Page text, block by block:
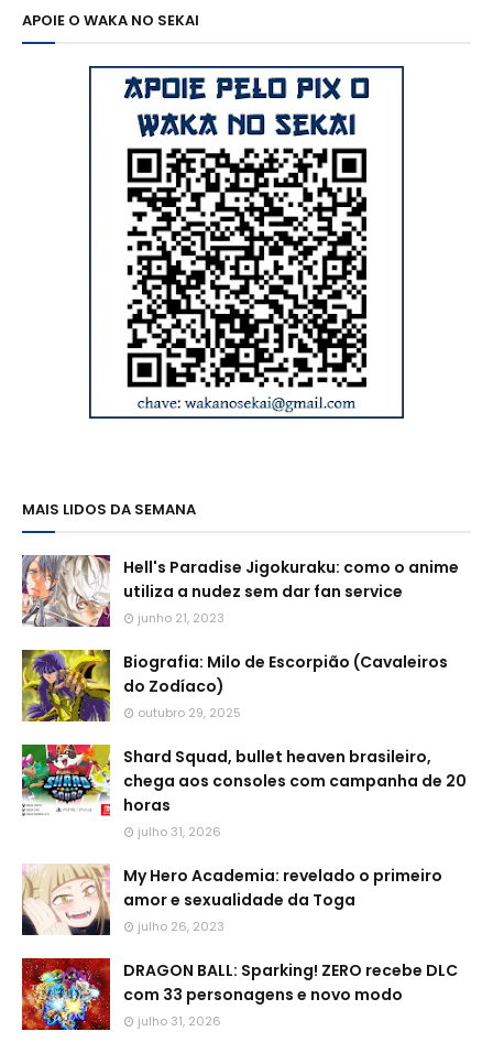
APOIE O WAKA NO SEKAI
MAIS LIDOS DA SEMANA
Hell's Paradise Jigokuraku: como o anime
utiliza a nudez sem dar fan service
junho 21, 2023
Biografia: Milo de Escorpião (Cavaleiros
do Zodíaco)
outubro 29, 2025
Shard Squad, bullet heaven brasileiro,
chega aos consoles com campanha de 20
horas
julho 31, 2026
My Hero Academia: revelado o primeiro
amor e sexualidade da Toga
julho 26, 2023
DRAGON BALL: Sparking! ZERO recebe DLC
com 33 personagens e novo modo
julho 31, 2026